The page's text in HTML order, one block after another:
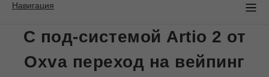
Навигация
С под-системой Artio 2 от
Oxva переход на вейпинг